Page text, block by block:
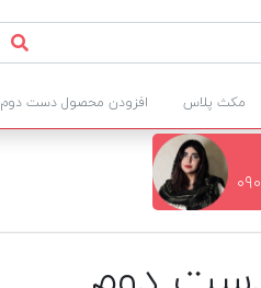
مکث پلاس افزودن محصول دست دوم